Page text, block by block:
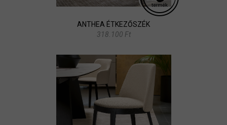
ANTHEA ÉTKEZŐSZÉK
318.100 Ft